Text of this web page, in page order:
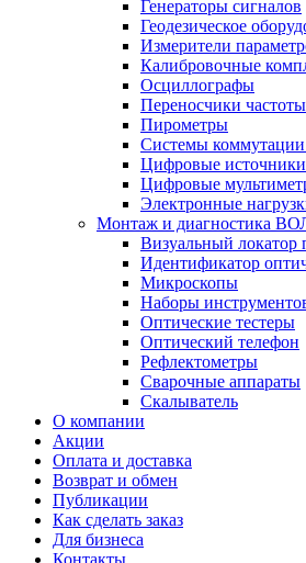
Генераторы сигналов
Геодезическое
Измерители
Калибровочные
Осциллографы
Переносчики частоты
Пирометры
Системы
Цифровые
Цифровые
Электронные
Монтаж и диагностика
Визуальный локатор
Идентификатор
Микроскопы
Наборы
Оптические тестеры
Оптический телефон
Рефлектометры
Сварочные аппараты
Скалыватель
О компании
Акции
Оплата и доставка
Возврат и обмен
Публикации
Как сделать заказ
Для бизнеса
Контакты